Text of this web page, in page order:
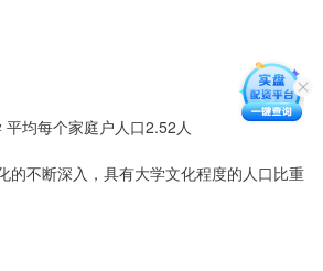
均每个家庭户人口2.52人
的不断深入，具有大学文化程度的人口比重